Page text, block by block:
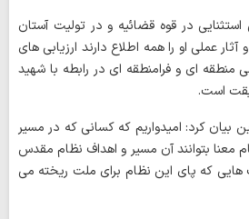
در قوه قضائیه و در تولیت آستان
عملی او را همه اطلاع دارند ارزیابی های
منطقه ای و فرامنطقه ای در رابطه با شهید
است.
بیان کرد: امیدواریم که کسانی که در مسیر
معنا بتوانند آن مسیر و اهداف نظام مقدس
هایی که پای این نظام برای ملت ریخته می